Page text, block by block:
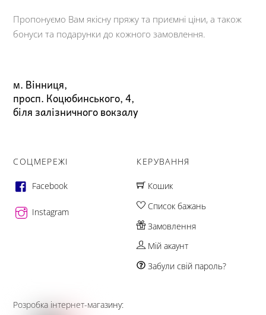
Пропонуємо Вам якісну пряжу та приємні ціни, а також
бонуси та подарунки до кожного замовлення.
м. Вінниця,
просп. Коцюбинського, 4,
біля залізничного вокзалу
СОЦМЕРЕЖІ
Facebook
Instagram
КЕРУВАННЯ
Кошик
Список бажань
Замовлення
Мій акаунт
Забули свій пароль?
Розробка інтернет-магазину: